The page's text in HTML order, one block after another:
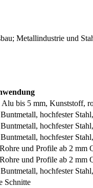
Metallindustrie und
bis 5 mm, Kunststoff,
hochfester
hochfester
hochfester
und Profile ab 2 mm
und Profile ab 2 mm
hochfester
Schnitte